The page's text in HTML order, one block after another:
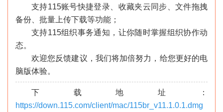
支持115账号快捷登录、收藏夹云同步、文件拖拽
备份、批量上传下载等功能；
支持115组织事务通知，让你随时掌握组织协作动
态。
欢迎您反馈建议，我们将加倍努力，给您更好的电
脑版体验。
下载地址：
https://down.115.com/client/mac/115br_v11.1.0.1.dmg